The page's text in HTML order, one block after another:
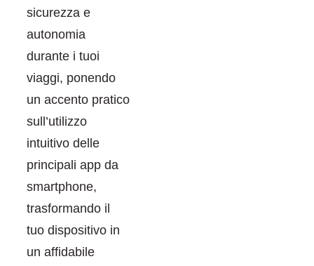
sicurezza e
autonomia
durante i tuoi
viaggi, ponendo
un accento pratico
sull’utilizzo
intuitivo delle
principali app da
smartphone,
trasformando il
tuo dispositivo in
un affidabile